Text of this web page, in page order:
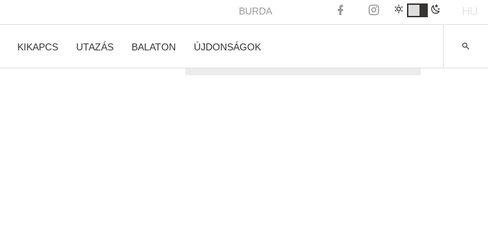
BURDA HU
KIKAPCS UTAZÁS BALATON ÚJDONSÁGOK